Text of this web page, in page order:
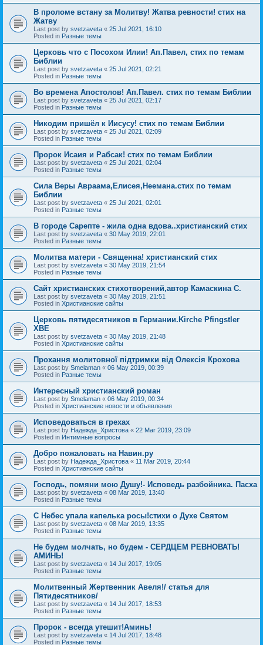
В проломе встану за Молитву! Жатва ревности! стих на
Жатву
Last post by svetzaveta « 25 Jul 2021, 16:10
Posted in Разные темы
Церковь что с Посохом Илии! Ап.Павел, стих по темам
Библии
Last post by svetzaveta « 25 Jul 2021, 02:21
Posted in Разные темы
Во времена Апостолов! Ап.Павел. стих по темам Библии
Last post by svetzaveta « 25 Jul 2021, 02:17
Posted in Разные темы
Никодим пришёл к Иисусу! стих по темам Библии
Last post by svetzaveta « 25 Jul 2021, 02:09
Posted in Разные темы
Пророк Исаия и Рабсак! стих по темам Библии
Last post by svetzaveta « 25 Jul 2021, 02:04
Posted in Разные темы
Сила Веры Авраама,Елисея,Неемана.стих по темам
Библии
Last post by svetzaveta « 25 Jul 2021, 02:01
Posted in Разные темы
В городе Сарепте - жила одна вдова..христианский стих
Last post by svetzaveta « 30 May 2019, 22:01
Posted in Разные темы
Молитва матери - Священна! христианский стих
Last post by svetzaveta « 30 May 2019, 21:54
Posted in Разные темы
Сайт христианских стихотворений,автор Камаскина С.
Last post by svetzaveta « 30 May 2019, 21:51
Posted in Христианские сайты
Церковь пятидесятников в Германии.Kirche Pfingstler
ХВЕ
Last post by svetzaveta « 30 May 2019, 21:48
Posted in Христианские сайты
Прохання молитовної підтримки від Олексія Крохова
Last post by Smelaman « 06 May 2019, 00:39
Posted in Разные темы
Интересный христианский роман
Last post by Smelaman « 06 May 2019, 00:34
Posted in Христианские новости и объявления
Исповедоваться в грехах
Last post by Надежда_Христова « 22 Mar 2019, 23:09
Posted in Интимные вопросы
Добро пожаловать на Навин.ру
Last post by Надежда_Христова « 11 Mar 2019, 20:44
Posted in Христианские сайты
Господь, помяни мою Душу!- Исповедь разбойника. Пасха
Last post by svetzaveta « 08 Mar 2019, 13:40
Posted in Разные темы
C Небес упала капелька росы!стихи о Духе Святом
Last post by svetzaveta « 08 Mar 2019, 13:35
Posted in Разные темы
Не будем молчать, но будем - СЕРДЦЕМ РЕВНОВАТЬ!
АМИНЬ!
Last post by svetzaveta « 14 Jul 2017, 19:05
Posted in Разные темы
Молитвенный Жертвенник Авеля!/ статья для
Пятидесятников/
Last post by svetzaveta « 14 Jul 2017, 18:53
Posted in Разные темы
Пророк - всегда утешит!Аминь!
Last post by svetzaveta « 14 Jul 2017, 18:48
Posted in Разные темы